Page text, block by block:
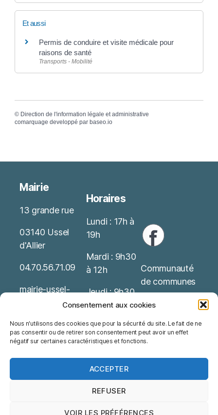
Consentement aux cookies
Nous n'utilisons des cookies que pour la sécurité du site. Le fait de ne
pas consentir ou de retirer son consentement peut avoir un effet
négatif sur certaines caractéristiques et fonctions.
ACCEPTER
REFUSER
VOIR LES PRÉFÉRENCES
Et aussi
Permis de conduire et visite médicale pour
raisons de santé
Transports - Mobilité
© Direction de l'information légale et administrative
comarquage developpé par baseo.io
Mairie
13 grande rue
03140 Ussel
d'Allier
04.70.56.71.09
mairie-ussel-
allier(at)wanado
Mentions
Horaires
Lundi : 17h à
19h
Mardi : 9h30
à 12h
Jeudi : 9h30
à 12h
Possibilité de
rendez-vous
Communauté
de communes
Service Public
Office de
tourisme